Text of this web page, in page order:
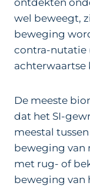
wel beweegt,
beweging
contra-nutatie
achterwaartse
De meeste
dat het SI-
meestal
beweging van
met rug- of
beweging van